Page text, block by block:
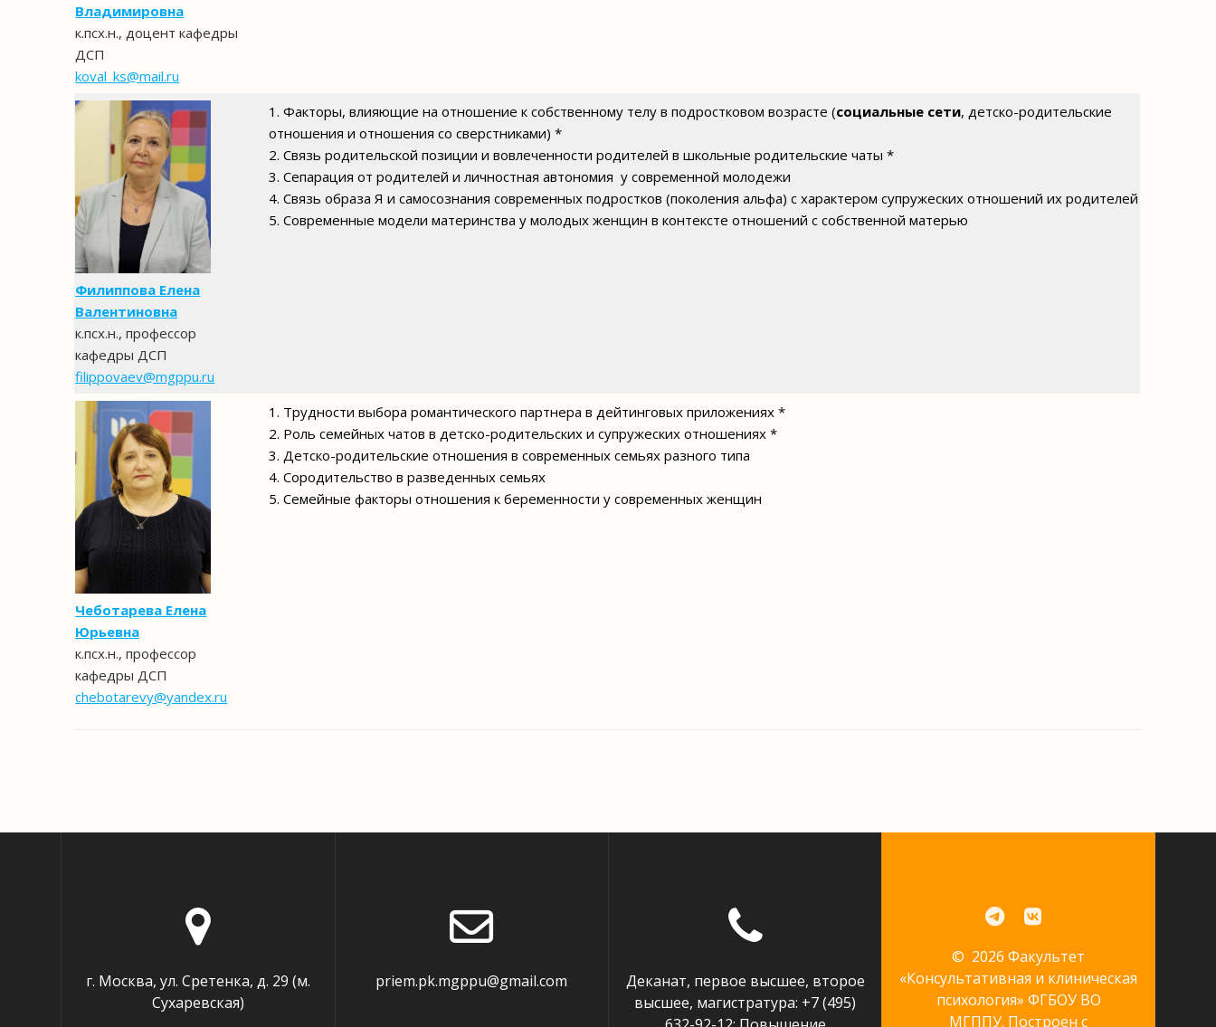
Владимировна
к.псх.н., доцент кафедры
ДСП
koval_ks@mail.ru
Филиппова Елена
Валентиновна
к.псх.н., профессор
кафедры ДСП
filippovaev@mgppu.ru
1. Факторы, влияющие на отношение к собственному телу в подростковом возрасте (социальные сети, детско-родительские
отношения и отношения со сверстниками) *
2. Связь родительской позиции и вовлеченности родителей в школьные родительские чаты *
3. Сепарация от родителей и личностная автономия у современной молодежи
4. Связь образа Я и самосознания современных подростков (поколения альфа) с характером супружеских отношений их родителей
5. Современные модели материнства у молодых женщин в контексте отношений с собственной матерью
Чеботарева Елена
Юрьевна
к.псх.н., профессор
кафедры ДСП
chebotarevy@yandex.ru
1. Трудности выбора романтического партнера в дейтинговых приложениях *
2. Роль семейных чатов в детско-родительских и супружеских отношениях *
3. Детско-родительские отношения в современных семьях разного типа
4. Сородительство в разведенных семьях
5. Семейные факторы отношения к беременности у современных женщин
г. Москва, ул. Сретенка, д. 29 (м.
Сухаревская)
priem.pk.mgppu@gmail.com
Деканат, первое высшее, второе
высшее, магистратура: +7 (495)
© 2026 Факультет
«Консультативная и клиническая
психология» ФГБОУ ВО
МГППУ. Построен с